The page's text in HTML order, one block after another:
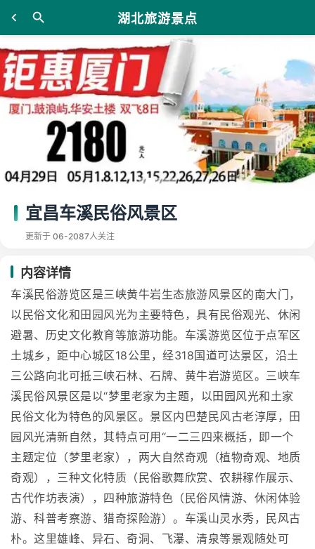
湖北旅游景点
宜昌车溪民俗风景区
更新于 06-2087人关注
内容详情
车溪民俗游览区是三峡黄牛岩生态旅游风景区的南大门，
以民俗文化和田园风光为主要特色，具有民俗观光、休闲
避暑、历史文化教育等旅游功能。车溪游览区位于点军区
土城乡，距中心城区18公里，经318国道可达景区，沿土
三公路向北可抵三峡石林、石牌、黄牛岩游览区。三峡车
溪民俗风景区是以“梦里老家为主题，以田园风光和土家
民俗文化为特色的风景区。景区内巴楚民风古老淳厚，田
园风光清新自然，其特点可用“一二三四来概括，即一个
主题定位（梦里老家），两大自然奇观（植物奇观、地质
奇观），三种文化特质（民俗歌舞欣赏、农耕稼作展示、
古代作坊表演），四种旅游特色（民俗风情游、休闲体验
游、科普考察游、猎奇探险游）。车溪山灵水秀，民风古
朴。这里雄峰、异石、奇洞、飞瀑、清泉等景观随处可